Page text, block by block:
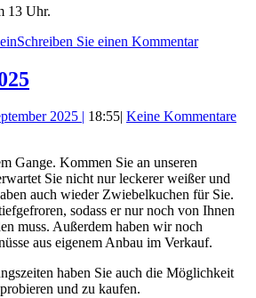
13 Uhr.
Schreiben Sie einen Kommentar
2025 18:55 Keine Kommentare
Gange. Kommen Sie an unseren
Sie nicht nur leckerer weißer und
auch wieder Zwiebelkuchen für Sie.
sodass er nur noch von Ihnen
muss. Außerdem haben wir noch
aus eigenem Anbau im Verkauf.
haben Sie auch die Möglichkeit
und zu kaufen.